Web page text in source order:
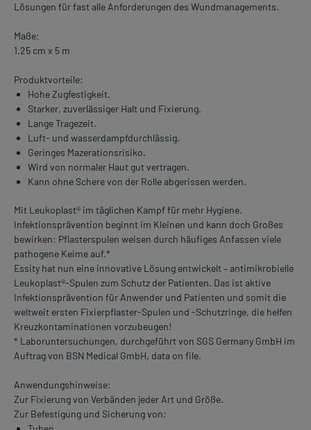
Lösungen für fast alle Anforderungen des Wundmanagements.
Maße:
1,25 cm x 5 m
Produktvorteile:
Hohe Zugfestigkeit.
Starker, zuverlässiger Halt und Fixierung.
Lange Tragezeit.
Luft- und wasserdampfdurchlässig.
Geringes Mazerationsrisiko.
Wird von normaler Haut gut vertragen.
Kann ohne Schere von der Rolle abgerissen werden.
Mit Leukoplast® im täglichen Kampf für mehr Hygiene.
Infektionsprävention beginnt im Kleinen und kann doch Großes
bewirken: Pflasterspulen weisen durch häufiges Anfassen viele
pathogene Keime auf.*
Essity hat nun eine innovative Lösung entwickelt – antimikrobielle
Leukoplast®-Spulen zum Schutz der Patienten. Das ist aktive
Infektionsprävention für Anwender und Patienten und somit die
weltweit ersten Fixierpflaster-Spulen und -Schutzringe, die helfen
Kreuzkontaminationen vorzubeugen!
* Laboruntersuchungen, durchgeführt von SGS Germany GmbH im
Auftrag von BSN Medical GmbH, data on file.
Anwendungshinweise:
Zur Fixierung von Verbänden jeder Art und Größe.
Zur Befestigung und Sicherung von: